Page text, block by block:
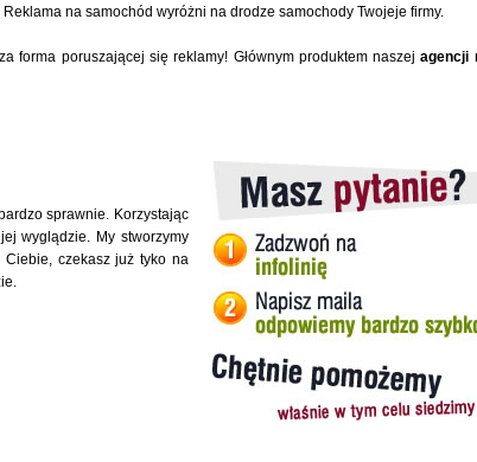
na samochód wyróżni na drodze samochody Twojeje firmy.
forma poruszającej się reklamy! Głównym produktem naszejagencji
sprawnie. Korzystając
wyglądzie. My stworzymy
czekasz już tyko na